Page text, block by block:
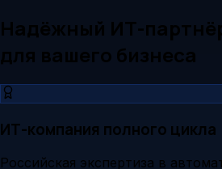
Надёжный ИТ-
для вашего бизнеса
ИТ-компания полного цикла
Российская экспертиза в